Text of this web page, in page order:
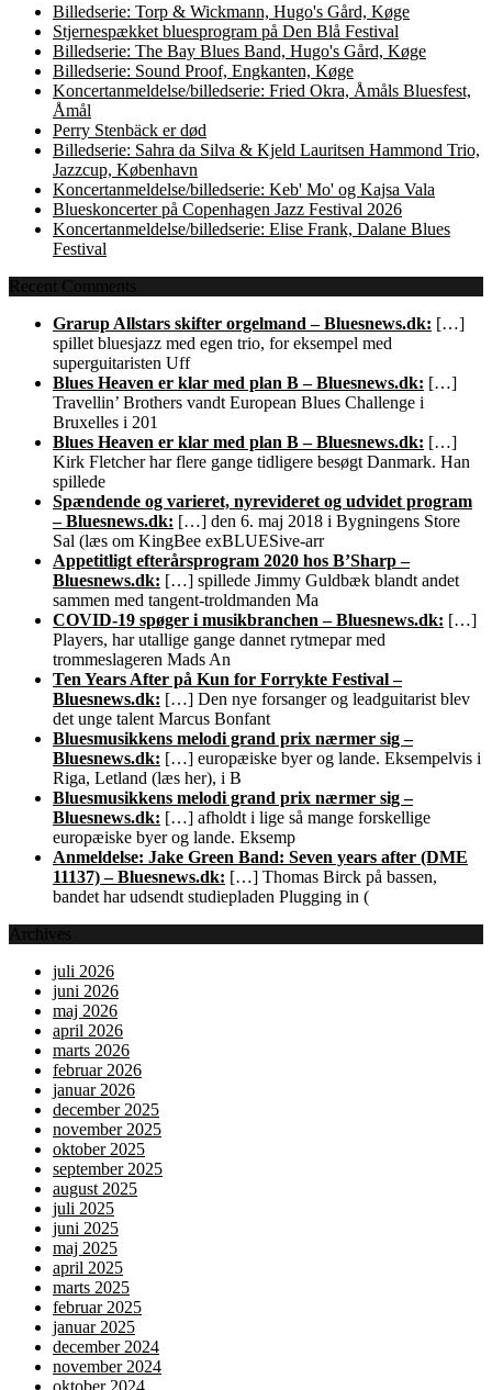
Billedserie: Torp & Wickmann, Hugo's Gård, Køge
Stjernespækket bluesprogram på Den Blå Festival
Billedserie: The Bay Blues Band, Hugo's Gård, Køge
Billedserie: Sound Proof, Engkanten, Køge
Koncertanmeldelse/billedserie: Fried Okra, Åmåls Bluesfest,
Åmål
Perry Stenbäck er død
Billedserie: Sahra da Silva & Kjeld Lauritsen Hammond Trio,
Jazzcup, København
Koncertanmeldelse/billedserie: Keb' Mo' og Kajsa Vala
Blueskoncerter på Copenhagen Jazz Festival 2026
Koncertanmeldelse/billedserie: Elise Frank, Dalane Blues
Festival
Recent Comments
Grarup Allstars skifter orgelmand – Bluesnews.dk: […]
spillet bluesjazz med egen trio, for eksempel med
superguitaristen Uff
Blues Heaven er klar med plan B – Bluesnews.dk: […]
Travellin’ Brothers vandt European Blues Challenge i
Bruxelles i 201
Blues Heaven er klar med plan B – Bluesnews.dk: […]
Kirk Fletcher har flere gange tidligere besøgt Danmark. Han
spillede
Spændende og varieret, nyrevideret og udvidet program
– Bluesnews.dk: […] den 6. maj 2018 i Bygningens Store
Sal (læs om KingBee exBLUESive-arr
Appetitligt efterårsprogram 2020 hos B’Sharp –
Bluesnews.dk: […] spillede Jimmy Guldbæk blandt andet
sammen med tangent-troldmanden Ma
COVID-19 spøger i musikbranchen – Bluesnews.dk: […]
Players, har utallige gange dannet rytmepar med
trommeslageren Mads An
Ten Years After på Kun for Forrykte Festival –
Bluesnews.dk: […] Den nye forsanger og leadguitarist blev
det unge talent Marcus Bonfant
Bluesmusikkens melodi grand prix nærmer sig –
Bluesnews.dk: […] europæiske byer og lande. Eksempelvis i
Riga, Letland (læs her), i B
Bluesmusikkens melodi grand prix nærmer sig –
Bluesnews.dk: […] afholdt i lige så mange forskellige
europæiske byer og lande. Eksemp
Anmeldelse: Jake Green Band: Seven years after (DME
11137) – Bluesnews.dk: […] Thomas Birck på bassen,
bandet har udsendt studiepladen Plugging in (
Archives
juli 2026
juni 2026
maj 2026
april 2026
marts 2026
februar 2026
januar 2026
december 2025
november 2025
oktober 2025
september 2025
august 2025
juli 2025
juni 2025
maj 2025
april 2025
marts 2025
februar 2025
januar 2025
december 2024
november 2024
oktober 2024